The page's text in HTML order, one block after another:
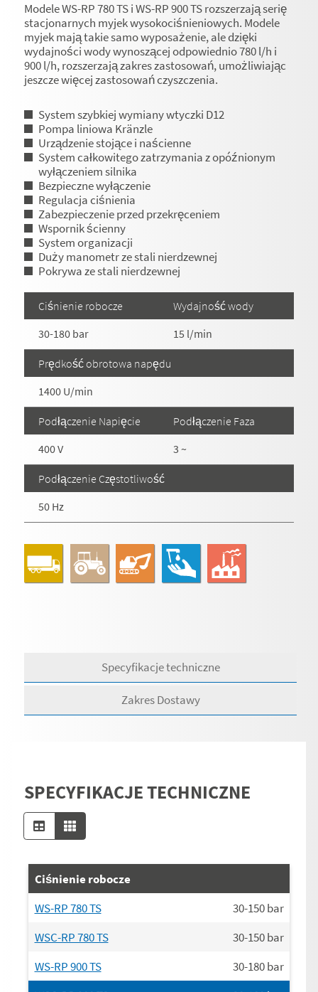
Modele WS-RP 780 TS i WS-RP 900 TS rozszerzają serię
stacjonarnych myjek wysokociśnieniowych. Modele
myjek mają takie samo wyposażenie, ale dzięki
wydajności wody wynoszącej odpowiednio 780 l/h i
900 l/h, rozszerzają zakres zastosowań, umożliwiając
jeszcze więcej zastosowań czyszczenia.
System szybkiej wymiany wtyczki D12
Pompa liniowa Kränzle
Urządzenie stojące i naścienne
System całkowitego zatrzymania z opóźnionym
wyłączeniem silnika
Bezpieczne wyłączenie
Regulacja ciśnienia
Zabezpieczenie przed przekręceniem
Wspornik ścienny
System organizacji
Duży manometr ze stali nierdzewnej
Pokrywa ze stali nierdzewnej
Ciśnienie robocze
30-180 bar
Wydajność wody
15 l/min
Prędkość obrotowa napędu
1400 U/min
Podłączenie Napięcie
400 V
Podłączenie Faza
3 ~
Podłączenie Częstotliwość
50 Hz
Specyfikacje techniczne
Zakres Dostawy
SPECYFIKACJE TECHNICZNE
Ciśnienie robocze
WS-RP 780 TS
30-150bar
WSC-RP 780 TS
30-150bar
WS-RP 900 TS
30-180bar